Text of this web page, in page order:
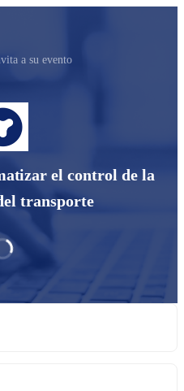
a su evento
el control de la
transporte